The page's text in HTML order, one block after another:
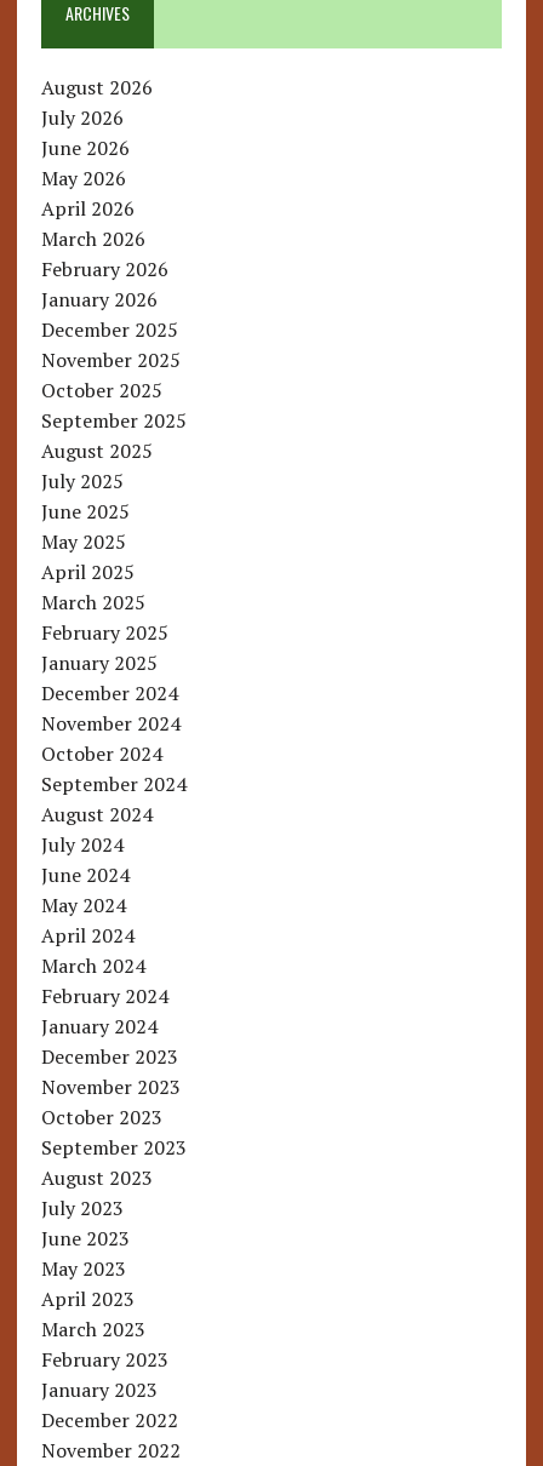
ARCHIVES
August 2026
July 2026
June 2026
May 2026
April 2026
March 2026
February 2026
January 2026
December 2025
November 2025
October 2025
September 2025
August 2025
July 2025
June 2025
May 2025
April 2025
March 2025
February 2025
January 2025
December 2024
November 2024
October 2024
September 2024
August 2024
July 2024
June 2024
May 2024
April 2024
March 2024
February 2024
January 2024
December 2023
November 2023
October 2023
September 2023
August 2023
July 2023
June 2023
May 2023
April 2023
March 2023
February 2023
January 2023
December 2022
November 2022